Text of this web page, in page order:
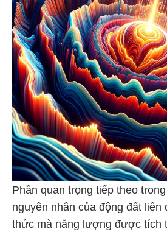
Phần quan trọng tiếp theo
nguyên nhân của động đất liên
thức mà năng lượng được tích